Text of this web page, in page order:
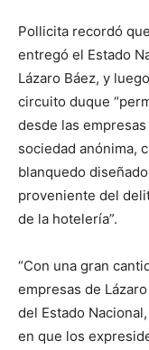
Pollicita recordó
entregó el Estado
Lázaro Báez, y
circuito duque
desde las
sociedad anónima,
blanquedo
proveniente del
de la hotelería”.
“Con una gran
empresas de
del Estado
en que los